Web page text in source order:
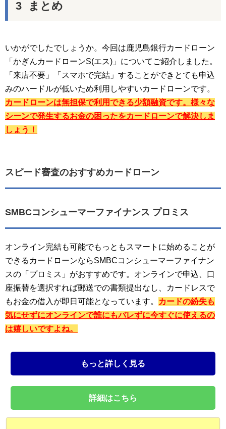
まとめ
いかがでしたでしょうか。今回は鹿児島銀行カードローン
「かぎんカードローンS(エス)」についてご紹介しました。
「来店不要」「スマホで完結」することができとても申込
みのハードルが低いため利用しやすいカードローンです。
カードローンは無担保で利用できる少額融資です。様々な
シーンで発生するお金の困ったをカードローンで解決しま
しょう！
スピード審査のおすすめカードローン
SMBCコンシューマーファイナンス プロミス
オンライン完結も可能でもっともスマートに始めることが
できるカードローンならSMBCコンシューマーファイナン
スの「プロミス」がおすすめです。オンラインで申込、口
座振替を選択すれば郵送での書類提出なし、カードレスで
もお金の借入が即日可能となっています。
カードの紛失も
気にせずにオンラインで誰にもバレずに今すぐに使えるの
は嬉しいですよね。
もっと詳しく見る
詳細はこちら